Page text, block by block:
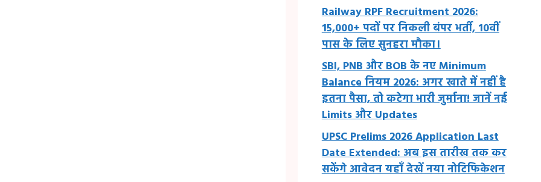
Railway RPF Recruitment 2026:
15,000+ पदों पर निकली बंपर भर्ती, 10वीं
पास के लिए सुनहरा मौका।
SBI, PNB और BOB के नए Minimum
Balance नियम 2026: अगर खाते में नहीं है
इतना पैसा, तो कटेगा भारी जुर्माना! जानें नई
Limits और Updates
UPSC Prelims 2026 Application Last
Date Extended: अब इस तारीख तक कर
सकेंगे आवेदन यहाँ देखें नया नोटिफिकेशन